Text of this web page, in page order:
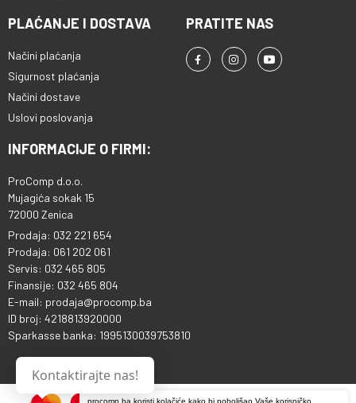
procomp.ba koristi kolačiće kako bi poboljšao Vaše korisničko
PLAĆANJE I DOSTAVA
Načini plaćanja
Sigurnost plaćanja
Načini dostave
Uslovi poslovanja
PRATITE NAS
INFORMACIJE O FIRMI:
ProComp d.o.o.
Mujagića sokak 15
72000 Zenica
Prodaja: 032 221 654
Prodaja: 061 202 061
Servis: 032 465 805
Finansije: 032 465 804
E-mail: prodaja@procomp.ba
ID broj: 4218813920000
Sparkasse banka: 1995130039753810
Kontaktirajte nas!